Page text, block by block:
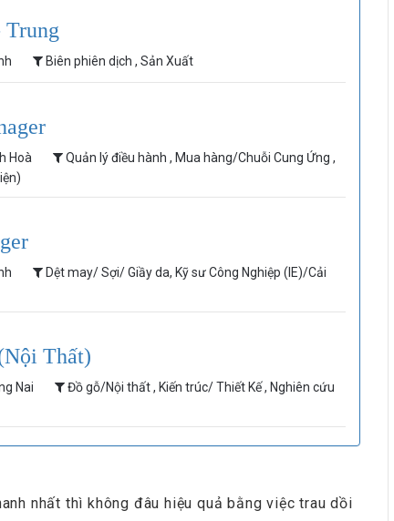
Trung
Biên phiên dịch , Sản Xuất
Hoà
Quản lý điều hành , Mua hàng/Chuỗi Cung Ứng ,
Dệt may/ Sợi/ Giầy da, Kỹ sư Công Nghiệp (IE)/Cải
Thất)
Nai
Đồ gỗ/Nội thất , Kiến trúc/ Thiết Kế , Nghiên cứu
nhất thì không đâu hiệu quả bằng việc trau dồi
HRchannels Group - Headhunter Vietnam